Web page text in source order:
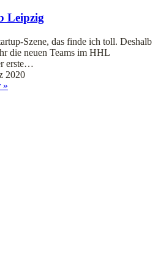
Leipzig
Szene, das finde ich toll. Deshalb
die neuen Teams im HHL
erste…
2020
»